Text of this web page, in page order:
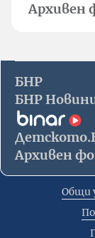
Архивен
БНР
БНР
Архивен
Общи